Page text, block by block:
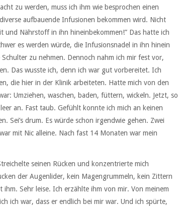
zu werden, muss ich ihm wie besprochen einen
aufbauende Infusionen bekommen wird. Nicht
und Nährstoff in ihn hineinbekommen!” Das hatte ich
es werden würde, die Infusionsnadel in ihn hinein
zu nehmen. Dennoch nahm ich mir fest vor,
Das wusste ich, denn ich war gut vorbereitet. Ich
die hier in der Klinik arbeiteten. Hatte mich von den
Umziehen, waschen, baden, füttern, wickeln. Jetzt, so
an. Fast taub. Gefühlt konnte ich mich an keinen
Sei’s drum. Es würde schon irgendwie gehen. Zwei
mit Nic alleine. Nach fast 14 Monaten war mein
seinen Rücken und konzentrierte mich
der Augenlider, kein Magengrummeln, kein Zittern
Sehr leise. Ich erzählte ihm von mir. Von meinem
ich war, dass er endlich bei mir war. Und ich spürte,